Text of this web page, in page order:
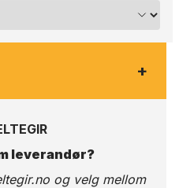
+
leverandør?
og velg mellom